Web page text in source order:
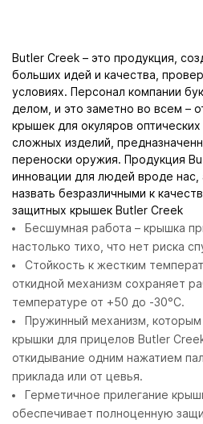
Butler Creek – это продукция,
больших идей и качества,
условиях. Персонал компании
делом, и это заметно во всем –
крышек для окуляров
сложных изделий,
переноски оружия. Продукция
инновации для людей вроде
назвать безразличными к
защитных крышек Butler Creek
Бесшумная работа – крышка
настолько тихо, что нет риска
Стойкость к жестким
откидной механизм сохраняет
температуре от +50 до -30°С.
Пружинный механизм,
крышки для прицелов Butler
откидывание одним нажатием
приклада или от цевья.
Герметичное прилегание
обеспечивает полноценную